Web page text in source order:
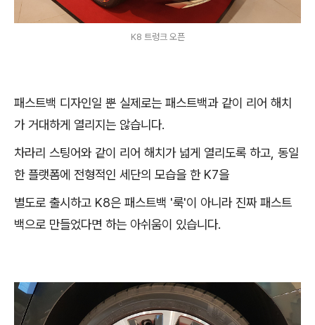
K8 트렁크 오픈
패스트백 디자인일 뿐 실제로는 패스트백과 같이 리어 해치
가 거대하게 열리지는 않습니다.
차라리 스팅어와 같이 리어 해치가 넓게 열리도록 하고, 동일
한 플랫폼에 전형적인 세단의 모습을 한 K7을
별도로 출시하고 K8은 패스트백 '룩'이 아니라 진짜 패스트
백으로 만들었다면 하는 아쉬움이 있습니다.